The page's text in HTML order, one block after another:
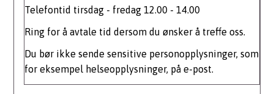
Telefontid tirsdag - fredag 12.00 - 14.00
Ring for å avtale tid dersom du ønsker å treffe oss.
Du bør ikke sende sensitive personopplysninger, som
for eksempel helseopplysninger, på e-post.